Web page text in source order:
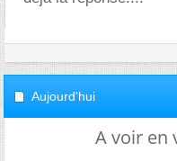
Aujourd'hui
A voir en